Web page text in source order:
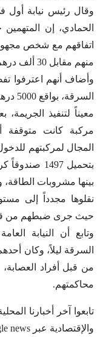
وقال رئيس نيابة أول
الحمادي، إن
اتفاقهم مع شخص
منهم مقابل 30 ألف درهم.
وأضاف أنهم اعترفوا
معيناً لتنفيذ
مركبة كانت متوقفة
المجال لمركبتهم
بتحميل
بينها مشروبات
نقلوها مجدداً إلى
حيث جرى ضبطهم من
وتابع أن النيابة
السرقة ليلاً، وكان
من قبل أفراد
محاكمتهم.
تابعوا آخر أخبارنا
والإقتصادية عبر Google news